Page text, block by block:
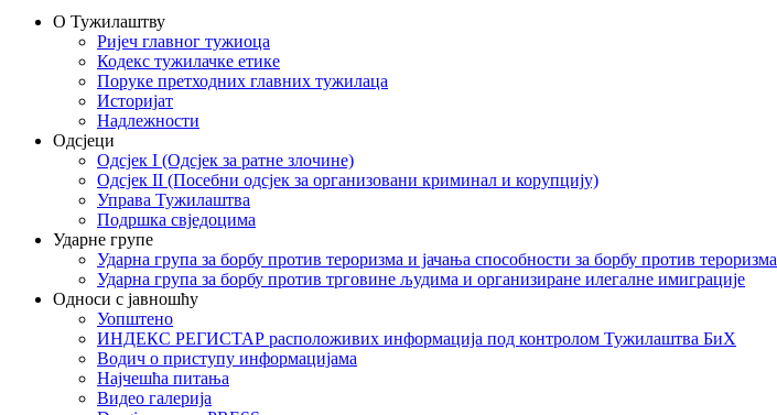
О Тужилаштву
Ријеч главног тужиоца
Кодекс тужилачке етике
Поруке претходних главних тужилаца
Историјат
Надлежности
Одсјеци
Одсјек I (Одсјек за ратне злочине)
Одсјек II (Посебни одсјек за организовани криминал и корупцију)
Управа Тужилаштва
Подршка свједоцима
Ударне групе
Ударна група за борбу против тероризма и јачања способности за борбу против тероризма
Ударна група за борбу против трговине људима и организиране илегалне имиграције
Односи с јавношћу
Уопштено
ИНДЕКС РЕГИСТАР расположивих информација под контролом Тужилаштва БиХ
Водич о приступу информацијама
Најчешћа питања
Видео галерија